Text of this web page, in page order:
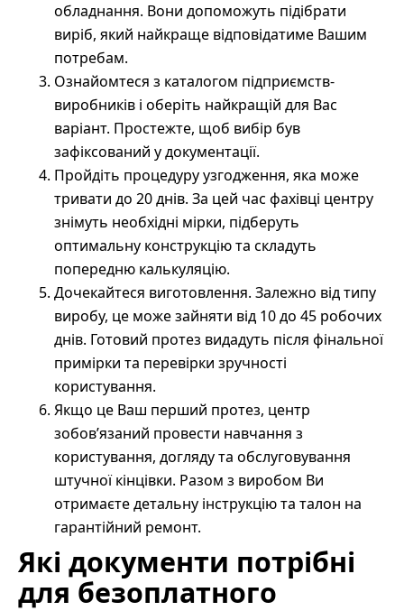
обладнання. Вони допоможуть підібрати
виріб, який найкраще відповідатиме Вашим
потребам.
Ознайомтеся з каталогом підприємств-
виробників і оберіть найкращій для Вас
варіант. Простежте, щоб вибір був
зафіксований у документації.
Пройдіть процедуру узгодження, яка може
тривати до 20 днів. За цей час фахівці центру
знімуть необхідні мірки, підберуть
оптимальну конструкцію та складуть
попередню калькуляцію.
Дочекайтеся виготовлення. Залежно від типу
виробу, це може зайняти від 10 до 45 робочих
днів. Готовий протез видадуть після фінальної
примірки та перевірки зручності
користування.
Якщо це Ваш перший протез, центр
зобов’язаний провести навчання з
користування, догляду та обслуговування
штучної кінцівки. Разом з виробом Ви
отримаєте детальну інструкцію та талон на
гарантійний ремонт.
Які документи потрібні
для безоплатного